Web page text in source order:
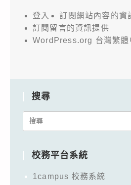
登入
訂閱網站內容的資
訂閱留言的資訊提供
WordPress.org 台灣繁體
搜尋
Search
校務平台系統
1campus 校務系統